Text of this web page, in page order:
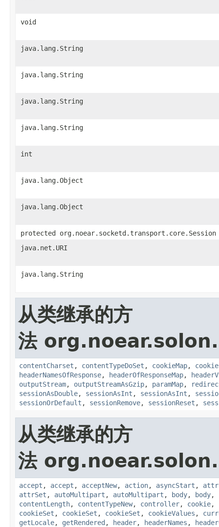
void
java.lang.String
java.lang.String
java.lang.String
java.lang.String
int
java.lang.Object
java.lang.Object
protected org.noear.socketd.transport.core.Session
java.net.URI
java.lang.String
从类继承的方
法
contentCharset , contentTypeDoSet , cookieMap,
headerNamesOfResponse, headerOfResponseMap,
outputStream, outputStreamAsGzip, paramMap,
sessionAsDouble, sessionAsInt , sessionAsInt ,
sessionOrDefault , sessionRemove, sessionReset ,
从类继承的方
法
accept , accept , acceptNew, action, asyncStart , attr
attrSet , autoMultipart , autoMultipart , body, body,
contentLength, contentTypeNew, controller, cookie,
cookieSet , cookieSet , cookieSet , cookieValues ,
getLocale, getRendered , header, headerNames ,